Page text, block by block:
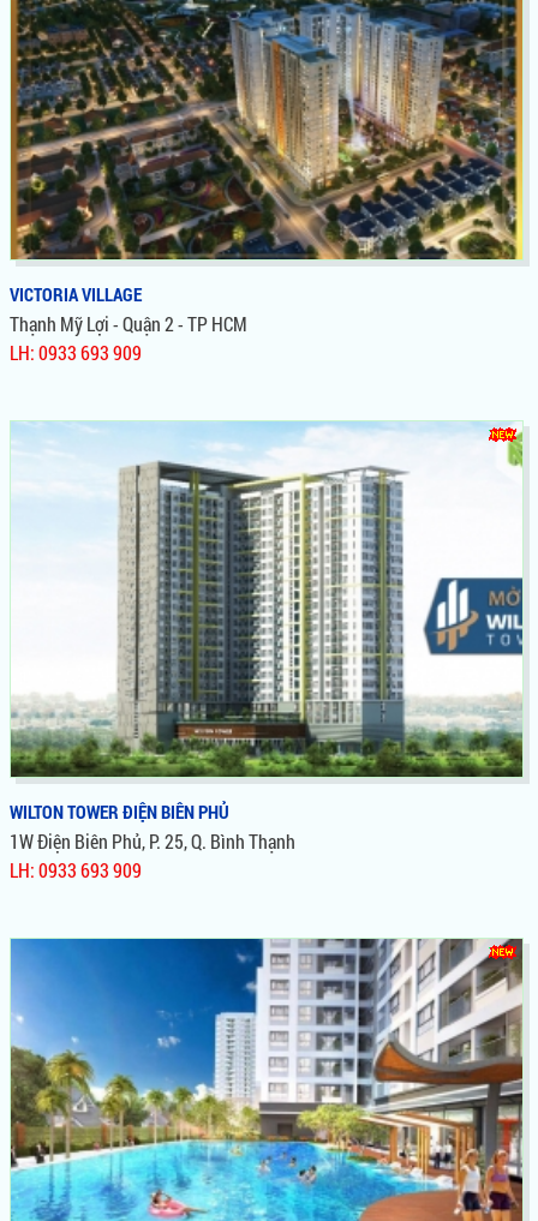
VICTORIA VILLAGE
Thạnh Mỹ Lợi - Quận 2 - TP HCM
LH: 0933 693 909
VICTORIA VILLAGE
Hãy trả giá nếu muốn mua gì đó có hời, nhưng hãy xuống tiền
nếu nhìn ra một viễn cảnh giàu có.
WILTON TOWER ĐIỆN BIÊN PHỦ
1W Điện Biên Phủ, P. 25, Q. Bình Thạnh
LH: 0933 693 909
WILTON TOWER ĐIỆN BIÊN PHỦ
Dự Án Căn Hộ, Wilton Novaland Bình Thạnh,Vị Trí Vàng Mặt
Tiền Đường Điện Biên Phủ,Đi Kèm Theo Đó Là Những Tiện Ích
Sang Trọng, Giá Trị Đầu Tư Sinh Lời Cực Cao, Giá Chỉ 28tr/m²,
Tiến Độ Thanh Toán 1% / Tháng , Cơ Hội Vàng Sỡ Hữu Nhà
Tại Bình Thạnh, Là Cửa Ngõ Phía Đông Của Sài Gòn